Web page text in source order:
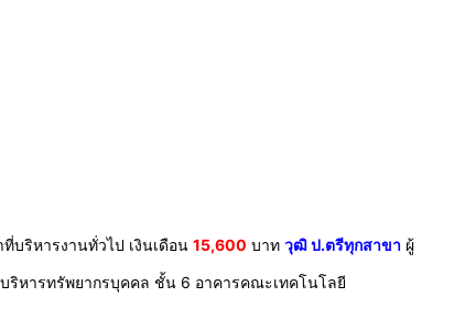
บริหารงานทั่วไป เงินเดือน 15,600 บาท วุฒิ ป.ตรีทุกสาขา ผู้
ริหารทรัพยากรบุคคล ชั้น 6 อาคารคณะเทคโนโลยี